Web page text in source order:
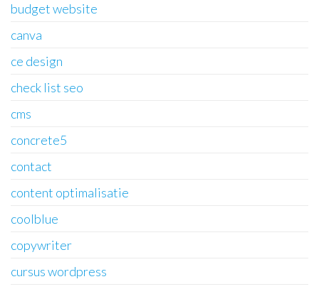
budget website
canva
ce design
check list seo
cms
concrete5
contact
content optimalisatie
coolblue
copywriter
cursus wordpress